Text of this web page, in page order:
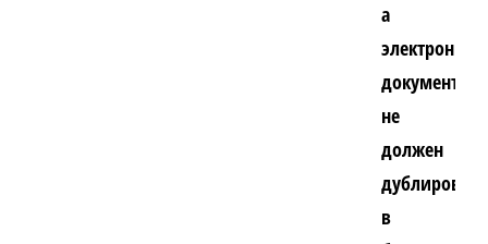
а
электронный
не
должен
в